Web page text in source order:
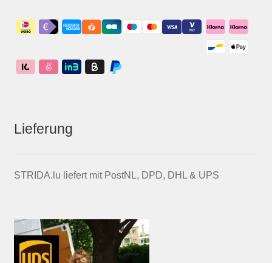
Lieferung
STRIDA.lu liefert mit PostNL, DPD, DHL & UPS